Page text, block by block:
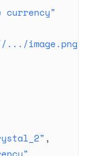
currency"
image.png"
,